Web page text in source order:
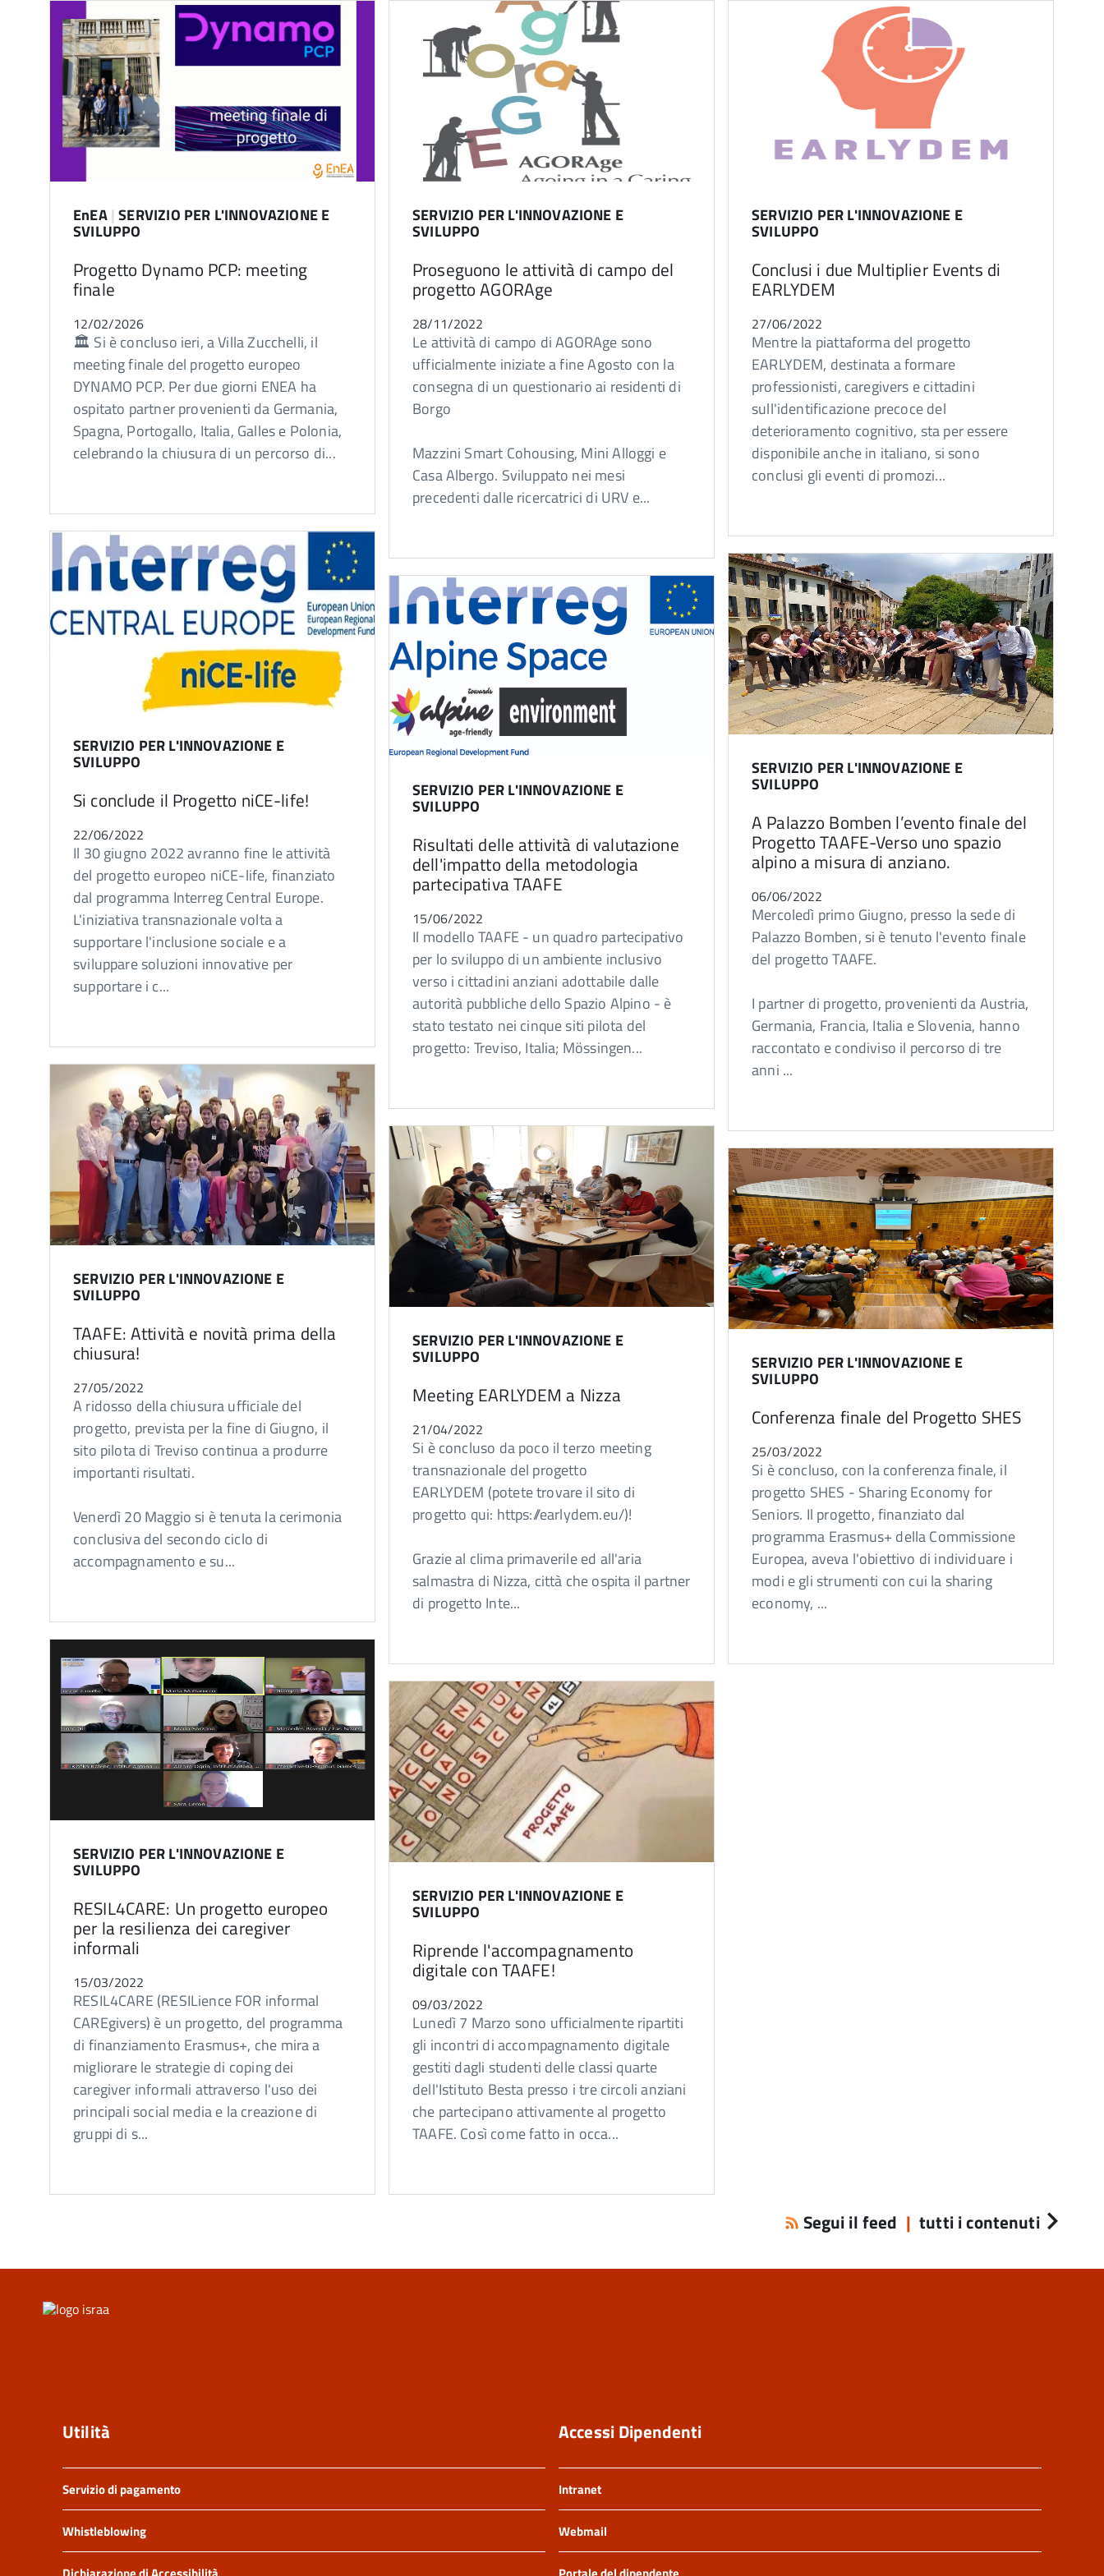
EnEA|SERVIZIO PER L'INNOVAZIONE E
SVILUPPO
Progetto Dynamo PCP: meeting
finale
12/02/2026
🏛️ Si è concluso ieri, a Villa Zucchelli, il
meeting finale del progetto europeo
DYNAMO PCP. Per due giorni ENEA ha
ospitato partner provenienti da Germania,
Spagna, Portogallo, Italia, Galles e Polonia,
celebrando la chiusura di un percorso di...
SERVIZIO PER L'INNOVAZIONE E
SVILUPPO
Proseguono le attività di campo del
progetto AGORAge
28/11/2022
Le attività di campo di AGORAge sono
ufficialmente iniziate a fine Agosto con la
consegna di un questionario ai residenti di
Borgo
Mazzini Smart Cohousing, Mini Alloggi e
Casa Albergo. Sviluppato nei mesi
precedenti dalle ricercatrici di URV e...
SERVIZIO PER L'INNOVAZIONE E
SVILUPPO
Conclusi i due Multiplier Events di
EARLYDEM
27/06/2022
Mentre la piattaforma del progetto
EARLYDEM, destinata a formare
professionisti, caregivers e cittadini
sull'identificazione precoce del
deterioramento cognitivo, sta per essere
disponibile anche in italiano, si sono
conclusi gli eventi di promozi...
SERVIZIO PER L'INNOVAZIONE E
SVILUPPO
Si conclude il Progetto niCE-life!
22/06/2022
Il 30 giugno 2022 avranno fine le attività
del progetto europeo niCE-life, finanziato
dal programma Interreg Central Europe.
L'iniziativa transnazionale volta a
supportare l'inclusione sociale e a
sviluppare soluzioni innovative per
supportare i c...
SERVIZIO PER L'INNOVAZIONE E
SVILUPPO
Risultati delle attività di valutazione
dell'impatto della metodologia
partecipativa TAAFE
15/06/2022
Il modello TAAFE - un quadro partecipativo
per lo sviluppo di un ambiente inclusivo
verso i cittadini anziani adottabile dalle
autorità pubbliche dello Spazio Alpino - è
stato testato nei cinque siti pilota del
progetto: Treviso, Italia; Mössingen...
SERVIZIO PER L'INNOVAZIONE E
SVILUPPO
A Palazzo Bomben l’evento finale del
Progetto TAAFE-Verso uno spazio
alpino a misura di anziano.
06/06/2022
Mercoledì primo Giugno, presso la sede di
Palazzo Bomben, si è tenuto l'evento finale
del progetto TAAFE.
I partner di progetto, provenienti da Austria,
Germania, Francia, Italia e Slovenia, hanno
raccontato e condiviso il percorso di tre
anni ...
SERVIZIO PER L'INNOVAZIONE E
SVILUPPO
TAAFE: Attività e novità prima della
chiusura!
27/05/2022
A ridosso della chiusura ufficiale del
progetto, prevista per la fine di Giugno, il
sito pilota di Treviso continua a produrre
importanti risultati.
Venerdì 20 Maggio si è tenuta la cerimonia
conclusiva del secondo ciclo di
accompagnamento e su...
SERVIZIO PER L'INNOVAZIONE E
SVILUPPO
Meeting EARLYDEM a Nizza
21/04/2022
Si è concluso da poco il terzo meeting
transnazionale del progetto
EARLYDEM (potete trovare il sito di
progetto qui: https://earlydem.eu/)!
Grazie al clima primaverile ed all'aria
salmastra di Nizza, città che ospita il partner
di progetto Inte...
SERVIZIO PER L'INNOVAZIONE E
SVILUPPO
Conferenza finale del Progetto SHES
25/03/2022
Si è concluso, con la conferenza finale, il
progetto SHES - Sharing Economy for
Seniors. Il progetto, finanziato dal
programma Erasmus+ della Commissione
Europea, aveva l'obiettivo di individuare i
modi e gli strumenti con cui la sharing
economy, ...
SERVIZIO PER L'INNOVAZIONE E
SVILUPPO
RESIL4CARE: Un progetto europeo
per la resilienza dei caregiver
informali
15/03/2022
RESIL4CARE (RESILience FOR informal
CAREgivers) è un progetto, del programma
di finanziamento Erasmus+, che mira a
migliorare le strategie di coping dei
caregiver informali attraverso l'uso dei
principali social media e la creazione di
gruppi di s...
SERVIZIO PER L'INNOVAZIONE E
SVILUPPO
Riprende l'accompagnamento
digitale con TAAFE!
09/03/2022
Lunedì 7 Marzo sono ufficialmente ripartiti
gli incontri di accompagnamento digitale
gestiti dagli studenti delle classi quarte
dell'Istituto Besta presso i tre circoli anziani
che partecipano attivamente al progetto
TAAFE. Così come fatto in occa...
Segui il feed | tutti i contenuti
Utilità
Servizio di pagamento
Whistleblowing
Accessi Dipendenti
Intranet
Webmail